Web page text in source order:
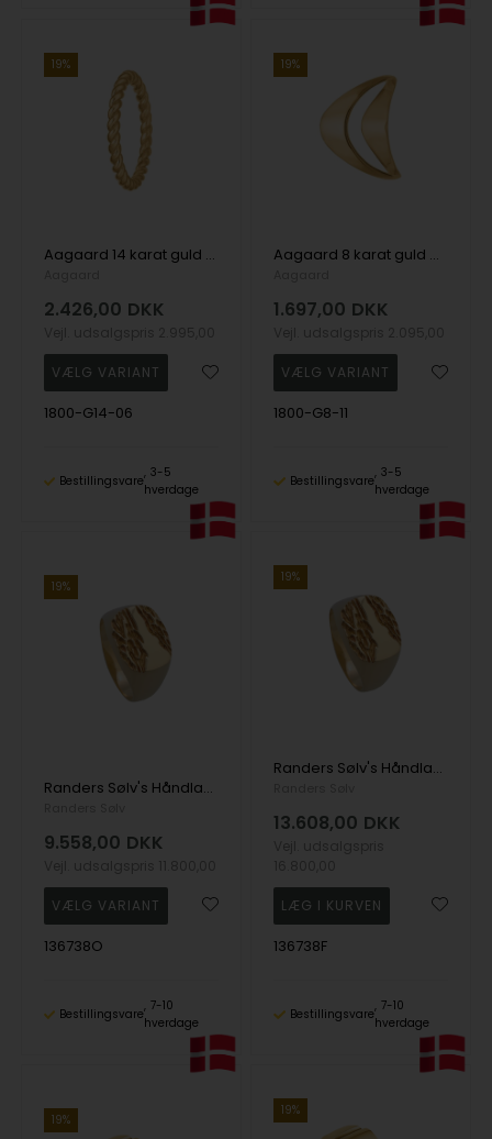
19%
Aagaard 14 karat guld Snoet Cirkel fingerring
2.426,00 DKK
1800-G14-06
Bestillingsvare
3-5
hverdage
19%
Aagaard 8 karat guld Måne fingerring
1.697,00 DKK
1800-G8-11
Bestillingsvare
3-5
hverdage
19%
Randers Sølv's Håndlavet herre fingerring i 8 kt guld
9.558,00 DKK
136738O
Bestillingsvare
7-10
hverdage
19%
Randers Sølv's Håndlavet herre fingerring i 14 kt guld
13.608,00 DKK
136738F
Bestillingsvare
7-10
hverdage
19%
19%